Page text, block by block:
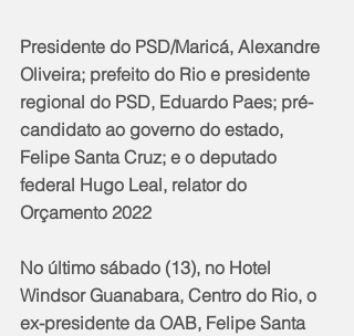
Presidente do PSD/Maricá, Alexandre
Oliveira; prefeito do Rio e presidente
regional do PSD, Eduardo Paes; pré-
candidato ao governo do estado,
Felipe Santa Cruz; e o deputado
federal Hugo Leal, relator do
Orçamento 2022
No último sábado (13), no Hotel
Windsor Guanabara, Centro do Rio, o
ex-presidente da OAB, Felipe Santa